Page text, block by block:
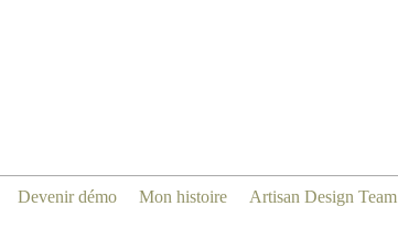
Devenir démo Mon histoire Artisan Design Team